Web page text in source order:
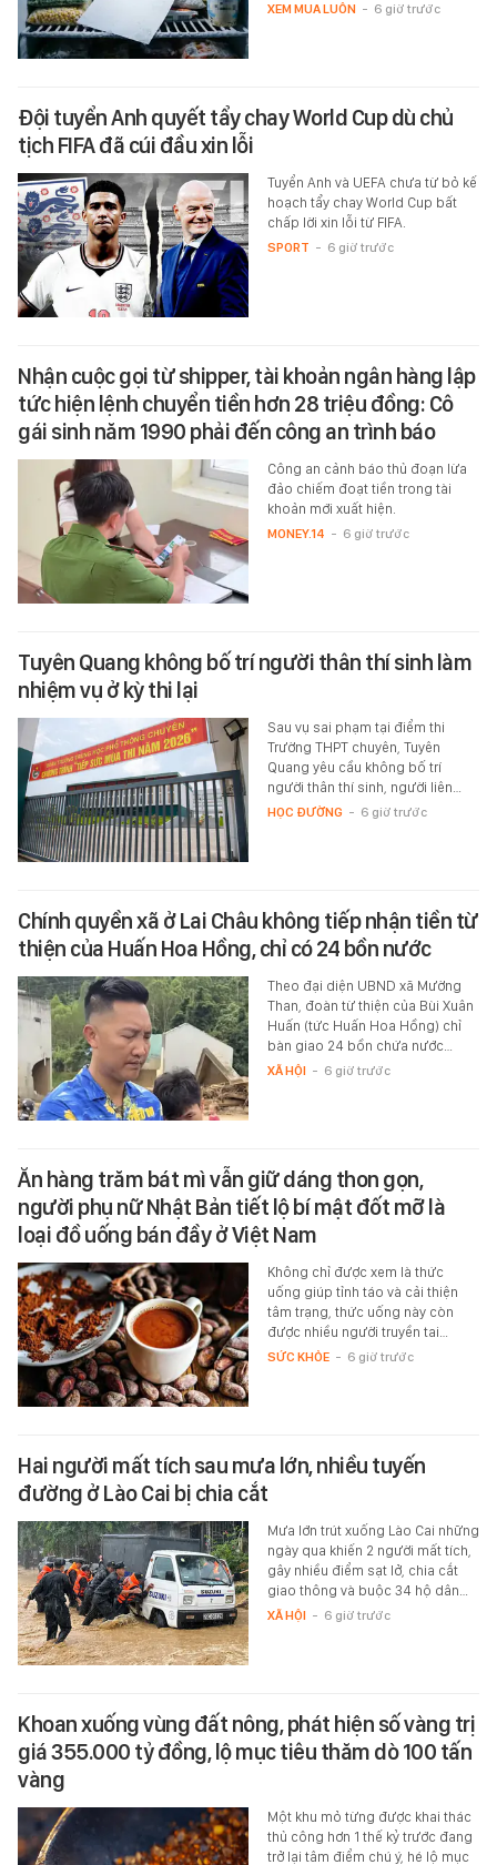
XEM MUA LUÔN - 6 giờ trước
Đội tuyển Anh quyết tẩy chay World Cup dù chủ
tịch FIFA đã cúi đầu xin lỗi
Tuyển Anh và UEFA chưa từ bỏ kế
hoạch tẩy chay World Cup bất
chấp lời xin lỗi từ FIFA.
SPORT - 6 giờ trước
Nhận cuộc gọi từ shipper, tài khoản ngân hàng lập
tức hiện lệnh chuyển tiền hơn 28 triệu đồng: Cô
gái sinh năm 1990 phải đến công an trình báo
Công an cảnh báo thủ đoạn lừa
đảo chiếm đoạt tiền trong tài
khoản mới xuất hiện.
MONEY.14 - 6 giờ trước
Tuyên Quang không bố trí người thân thí sinh làm
nhiệm vụ ở kỳ thi lại
Sau vụ sai phạm tại điểm thi
Trường THPT chuyên, Tuyên
Quang yêu cầu không bố trí
người thân thí sinh, người liên…
HỌC ĐƯỜNG - 6 giờ trước
Chính quyền xã ở Lai Châu không tiếp nhận tiền từ
thiện của Huấn Hoa Hồng, chỉ có 24 bồn nước
Theo đại diện UBND xã Mường
Than, đoàn từ thiện của Bùi Xuân
Huấn (tức Huấn Hoa Hồng) chỉ
bàn giao 24 bồn chứa nước…
XÃ HỘI - 6 giờ trước
Ăn hàng trăm bát mì vẫn giữ dáng thon gọn,
người phụ nữ Nhật Bản tiết lộ bí mật đốt mỡ là
loại đồ uống bán đầy ở Việt Nam
Không chỉ được xem là thức
uống giúp tỉnh táo và cải thiện
tâm trạng, thức uống này còn
được nhiều người truyền tai…
SỨC KHỎE - 6 giờ trước
Hai người mất tích sau mưa lớn, nhiều tuyến
đường ở Lào Cai bị chia cắt
Mưa lớn trút xuống Lào Cai những
ngày qua khiến 2 người mất tích,
gây nhiều điểm sạt lở, chia cắt
giao thông và buộc 34 hộ dân…
XÃ HỘI - 6 giờ trước
Khoan xuống vùng đất nông, phát hiện số vàng trị
giá 355.000 tỷ đồng, lộ mục tiêu thăm dò 100 tấn
vàng
Một khu mỏ từng được khai thác
thủ công hơn 1 thế kỷ trước đang
trở lại tâm điểm chú ý, hé lộ mục